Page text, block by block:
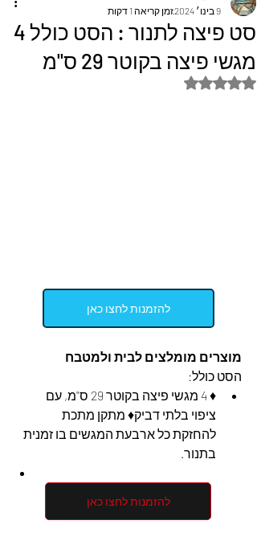
סט פיצה לתנור : הסט כולל 4
מגשי פיצה בקוטר 29 ס"מ
9 בינו׳ 2024
זמן קריאה 1 דקות
דירוג של NaN מתוך 5 כוכבים
להזמנות לחצו כאן
מוצרים מומלצים לבית ולמטבח
הסט כולל:
♦ 4 מגשי פיצה בקוטר 29 ס"מ, עם
ציפוי בלתי דביק♦ מתקן מתכת
להחזקת כל ארבעת המגשים בו זמנית
בתנור.
להזמנות לחצו כאן